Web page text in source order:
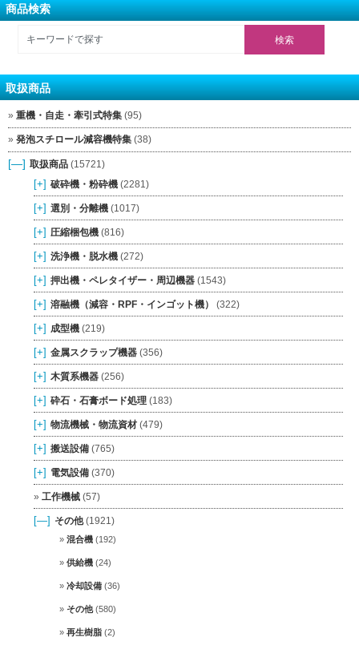
商品検索
取扱商品
重機・自走・牽引式特集 (95)
発泡スチロール減容機特集 (38)
[—] 取扱商品 (15721)
[+] 破砕機・粉砕機 (2281)
[+] 選別・分離機 (1017)
[+] 圧縮梱包機 (816)
[+] 洗浄機・脱水機 (272)
[+] 押出機・ペレタイザー・周辺機器 (1543)
[+] 溶融機（減容・RPF・インゴット機） (322)
[+] 成型機 (219)
[+] 金属スクラップ機器 (356)
[+] 木質系機器 (256)
[+] 砕石・石膏ボード処理 (183)
[+] 物流機械・物流資材 (479)
[+] 搬送設備 (765)
[+] 電気設備 (370)
工作機械 (57)
[—] その他(1921)
混合機 (192)
供給機 (24)
冷却設備 (36)
その他(580)
再生樹脂 (2)